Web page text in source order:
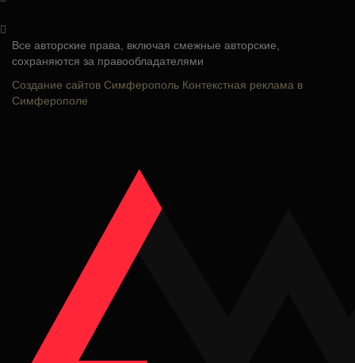
Все авторские права, включая смежные авторские,
сохраняются за правообладателями
Создание сайтов Симферополь Контекстная реклама в
Симферополе